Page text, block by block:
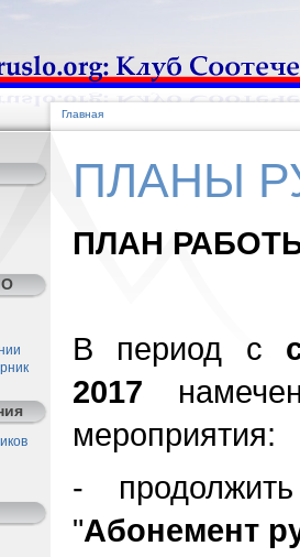
Главная
ПЛАНЫ
ПЛАН
В период с
2017
мероприятия:
-
"Абонемент